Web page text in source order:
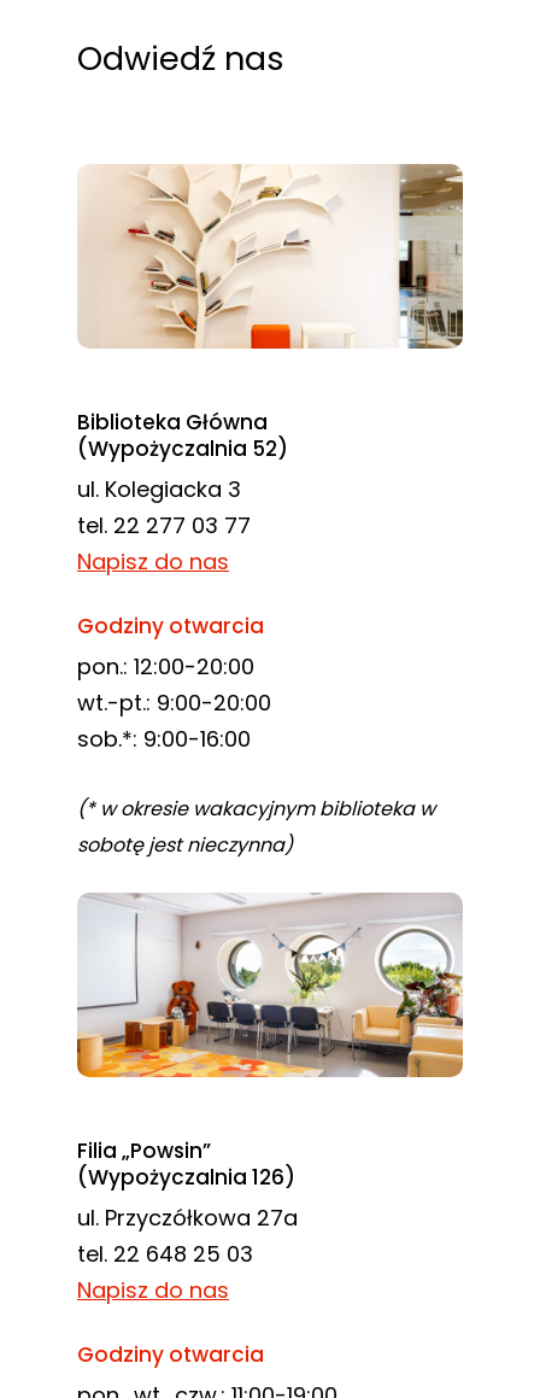
Odwiedź nas
Biblioteka Główna
(Wypożyczalnia 52)
ul. Kolegiacka 3
tel. 22 277 03 77
Napisz do nas
Godziny otwarcia
pon.: 12:00-20:00
wt.-pt.: 9:00-20:00
sob.*: 9:00-16:00
(* w okresie wakacyjnym biblioteka w
sobotę jest nieczynna)
Filia „Powsin”
(Wypożyczalnia 126)
ul. Przyczółkowa 27a
tel. 22 648 25 03
Napisz do nas
Godziny otwarcia